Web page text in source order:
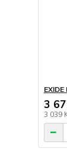
3
3 039